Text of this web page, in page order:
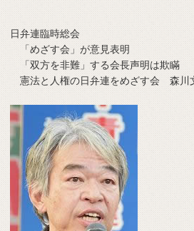
日弁連臨時総会
「めざす会」が意見表明
「双方を非難」する会長声明は欺瞞
憲法と人権の日弁連をめざす会 森川